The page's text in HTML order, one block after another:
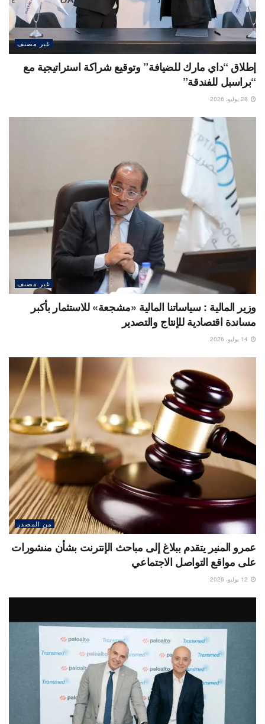
غير مصنف
إطلاق “داي مارك للضيافة” وتوقيع شراكة استراتيجية مع
“براسبل للفندقة”
غير مصنف
وزير المالية : سياساتنا المالية «مشجعة» للاستثمار بأكبر
مساندة اقتصادية للإنتاج والتصدير
من المصدر
عمرو المنير يتقدم ببلاغ إلى مباحث الإنترنت بشأن منشورات
على مواقع التواصل الاجتماعي